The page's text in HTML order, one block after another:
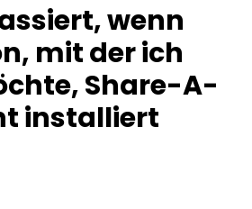
wenn
mit der ich
Share-A-
installiert